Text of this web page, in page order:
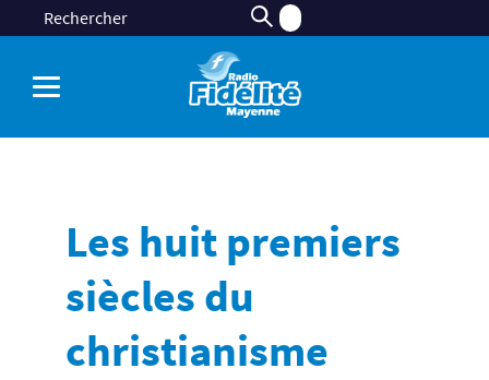
Les huit premiers
siècles du
christianisme